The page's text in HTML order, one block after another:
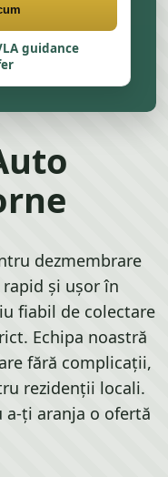
guidance
dezmembrare
și ușor în
fiabil de colectare
Echipa noastră
fără complicații,
rezidenții locali.
a-ți aranja o ofertă